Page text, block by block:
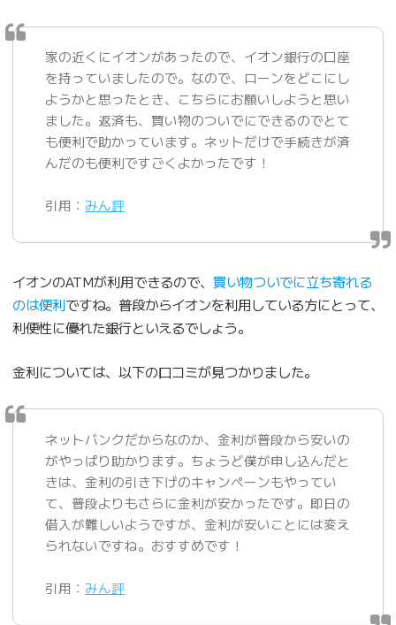
家の近くにイオンがあったので、イオン銀行の口座
を持っていましたので。なので、ローンをどこにし
ようかと思ったとき、こちらにお願いしようと思い
ました。返済も、買い物のついでにできるのでとて
も便利で助かっています。ネットだけで手続きが済
んだのも便利ですごくよかったです！
引用： みん評
イオンのATMが利用できるので、 買い物ついでに立ち寄れる
のは便利ですね。普段からイオンを利用している方にとって、
利便性に優れた銀行といえるでしょう。
金利については、以下の口コミが見つかりました。
ネットバンクだからなのか、金利が普段から安いの
がやっぱり助かります。ちょうど僕が申し込んだと
きは、金利の引き下げのキャンペーンもやってい
て、普段よりもさらに金利が安かったです。即日の
借入が難しいようですが、金利が安いことには変え
られないですね。おすすめです！
引用： みん評